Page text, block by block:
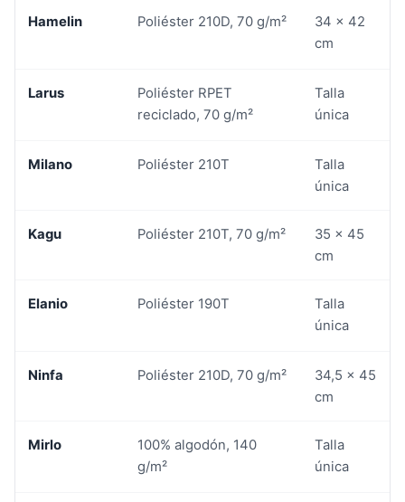
Hamelin Poliéster 210D, 70 g/m²
34 x 42
cm
Larus
Poliéster RPET
reciclado, 70 g/m²
Talla
única
Milano Poliéster 210T
Talla
única
Kagu Poliéster 210T, 70 g/m²
35 x 45
cm
Elanio Poliéster 190T
Talla
única
Ninfa Poliéster 210D, 70 g/m²
34,5 x 45
cm
Mirlo
100% algodón, 140
g/m²
Talla
única